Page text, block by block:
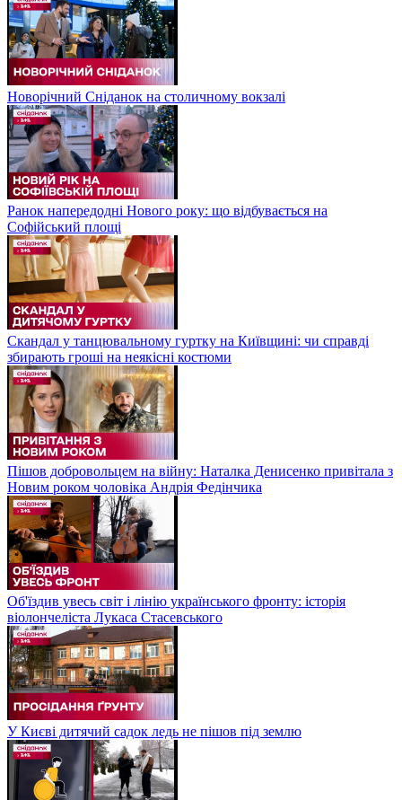
Новорічний Сніданок на столичному вокзалі
Ранок напередодні Нового року: що відбувається на
Софійський площі
Скандал у танцювальному гуртку на Київщині: чи справді
збирають гроші на неякісні костюми
Пішов добровольцем на війну: Наталка Денисенко привітала з
Новим роком чоловіка Андрія Федінчика
Об'їздив увесь світ і лінію українського фронту: історія
віолончеліста Лукаса Стасевського
У Києві дитячий садок ледь не пішов під землю